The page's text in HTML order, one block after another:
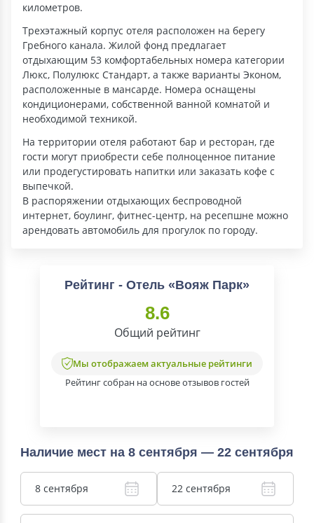
километров.
Трехэтажный корпус отеля расположен на берегу
Гребного канала. Жилой фонд предлагает
отдыхающим 53 комфортабельных номера категории
Люкс, Полулюкс Стандарт, а также варианты Эконом,
расположенные в мансарде. Номера оснащены
кондиционерами, собственной ванной комнатой и
необходимой техникой.
На территории отеля работают бар и ресторан, где
гости могут приобрести себе полноценное питание
или продегустировать напитки или заказать кофе с
выпечкой.
В распоряжении отдыхающих беспроводной
интернет, боулинг, фитнес-центр, на ресепшне можно
арендовать автомобиль для прогулок по городу.
Рейтинг - Отель «Вояж Парк»
8.6
Общий рейтинг
Мы отображаем актуальные рейтинги
Рейтинг собран на основе отзывов гостей
Наличие мест на 8 сентября — 22 сентября
8 сентября 22 сентября